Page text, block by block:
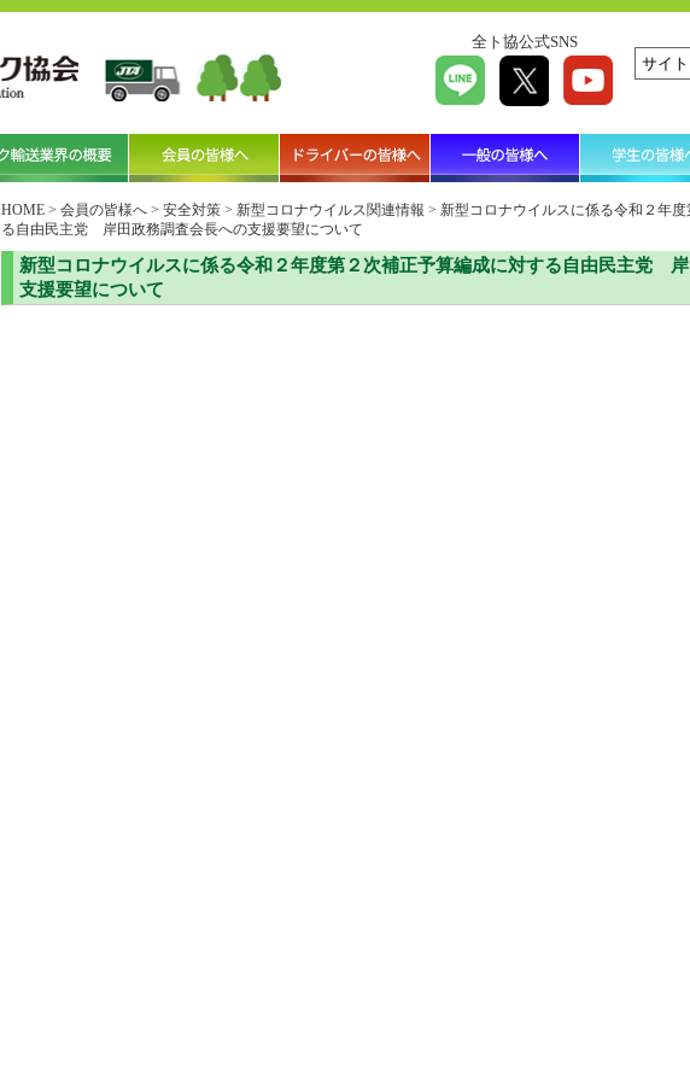
全ト協公式SNS
HOME > 会員の皆様へ > 安全対策 > 新型コロナウイルス関連情報 > 新型コロナウイルスに係る令和２年
る自由民主党 岸田政務調査会長への支援要望について
新型コロナウイルスに係る令和２年度第２次補正予算編成に対する自由民主党
支援要望について